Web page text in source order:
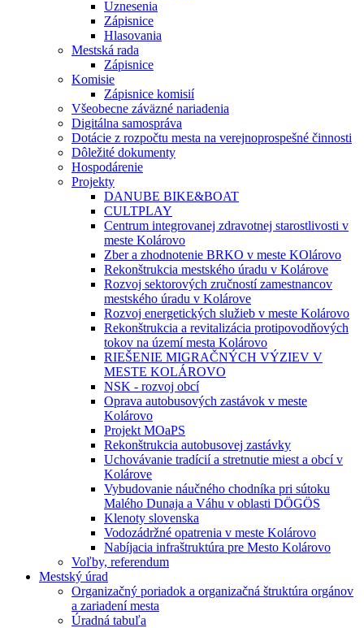
Uznesenia
Zápisnice
Hlasovania
Mestská rada
Zápisnice
Komisie
Zápisnice komisií
Všeobecne záväzné nariadenia
Digitálna samospráva
Dotácie z rozpočtu mesta na verejnoprospešné činnosti
Dôležité dokumenty
Hospodárenie
Projekty
DANUBE BIKE&BOAT
CULTPLAY
Centrum integrovanej zdravotnej starostlivosti v
meste Kolárovo
Zber a zhodnotenie BRKO v meste KOlárovo
Rekonštrukcia mestského úradu v Kolárove
Rozvoj sektorových zručností zamestnancov
mestského úradu v Kolárove
Rozvoj energetických služieb v meste Kolárovo
Rekonštrukcia a revitalizácia protipovodňových
tokov na území mesta Kolárovo
RIEŠENIE MIGRAČNÝCH VÝZIEV V
MESTE KOLÁROVO
NSK - rozvoj obcí
Oprava autobusových zastávok v meste
Kolárovo
Projekt MOaPS
Rekonštrukcia autobusovej zastávky
Uchovávanie tradícií a stretnutie miest a obcí v
Kolárove
Vybudovanie náučného chodníka pri sútoku
Malého Dunaja a Váhu v oblasti DÖGÖS
Klenoty slovenska
Vodozádržné opatrenia v meste Kolárovo
Nabíjacia infraštruktúra pre Mesto Kolárovo
Voľby, referendum
Mestský úrad
Organizačný poriadok a organizačná štruktúra orgánov
a zariadení mesta
Úradná tabuľa